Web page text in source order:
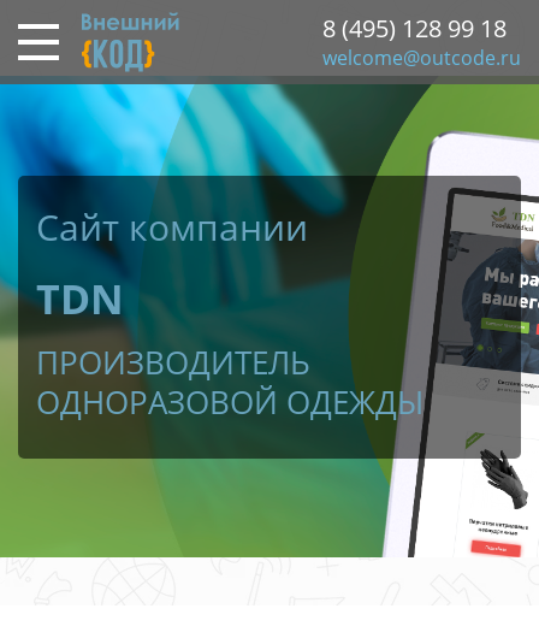
основному
содержанию
8 (495) 128 99 18
welcome@outcode.ru
Сайт компании
TDN
ПРОИЗВОДИТЕЛЬ
ОДНОРАЗОВОЙ ОДЕЖДЫ